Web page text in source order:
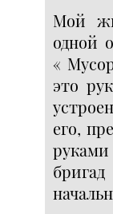
Мой
одной
«
это
его,